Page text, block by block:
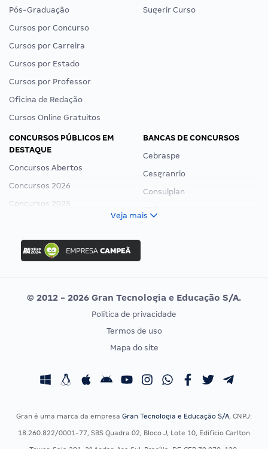
Pós-Graduação
Cursos por Concurso
Cursos por Carreira
Cursos por Estado
Cursos por Professor
Oficina de Redação
Cursos Online Gratuitos
Sugerir Curso
CONCURSOS PÚBLICOS EM
DESTAQUE
Concursos Abertos
Concursos 2026
Concursos 2025
Concurso Ibama
Concurso MPU
Editais publicados
BANCAS DE CONCURSOS
Cebraspe
Cesgranrio
Consulplan
Vunesp
CONCURSOS POR PROFISSÃO
Concursos Fiscais
EXAME DE ORDEM
Calendário OAB
Veja mais
© 2012 - 2026 Gran Tecnologia e Educação S/A.
Política de privacidade
Termos de uso
Mapa do site
Gran é uma marca da empresa Gran Tecnologia e Educação S/A, CNPJ:
18.260.822/0001-77, SBS Quadra 02, Bloco J, Lote 10, Edifício Carlton